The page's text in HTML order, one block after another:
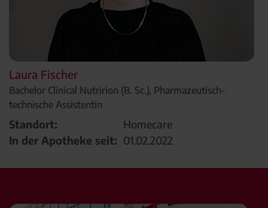
Laura Fischer
Bachelor Clinical Nutririon (B. Sc.), Pharmazeutisch-
technische Assistentin
Standort:
Homecare
In der Apotheke seit: 01.02.2022